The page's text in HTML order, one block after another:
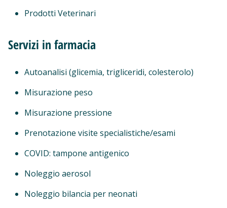
Prodotti Veterinari
Servizi in farmacia
Autoanalisi (glicemia, trigliceridi, colesterolo)
Misurazione peso
Misurazione pressione
Prenotazione visite specialistiche/esami
COVID: tampone antigenico
Noleggio aerosol
Noleggio bilancia per neonati